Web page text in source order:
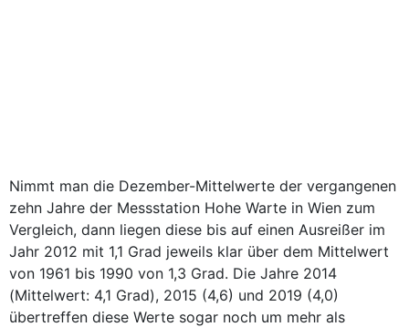
Nimmt man die Dezember-Mittelwerte der vergangenen
zehn Jahre der Messstation Hohe Warte in Wien zum
Vergleich, dann liegen diese bis auf einen Ausreißer im
Jahr 2012 mit 1,1 Grad jeweils klar über dem Mittelwert
von 1961 bis 1990 von 1,3 Grad. Die Jahre 2014
(Mittelwert: 4,1 Grad), 2015 (4,6) und 2019 (4,0)
übertreffen diese Werte sogar noch um mehr als